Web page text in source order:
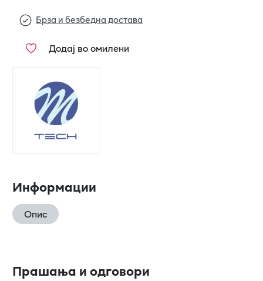
Брза и безбедна достава
Додај во омилени
Информации
Опис
Прашања и одговори